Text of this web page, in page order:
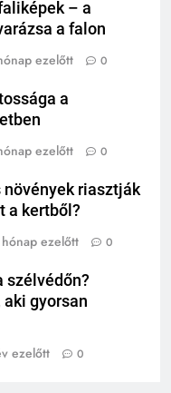
– a
a falon
ezelőtt 0
a
ezelőtt 0
riasztják
a kertből?
ezelőtt 0
szélvédőn?
aki gyorsan
ezelőtt 0